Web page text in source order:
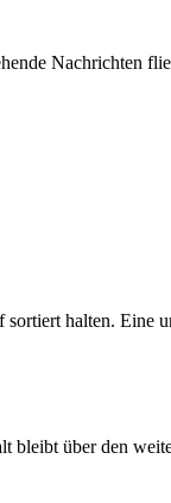
Nachrichten
halten. Eine
über den